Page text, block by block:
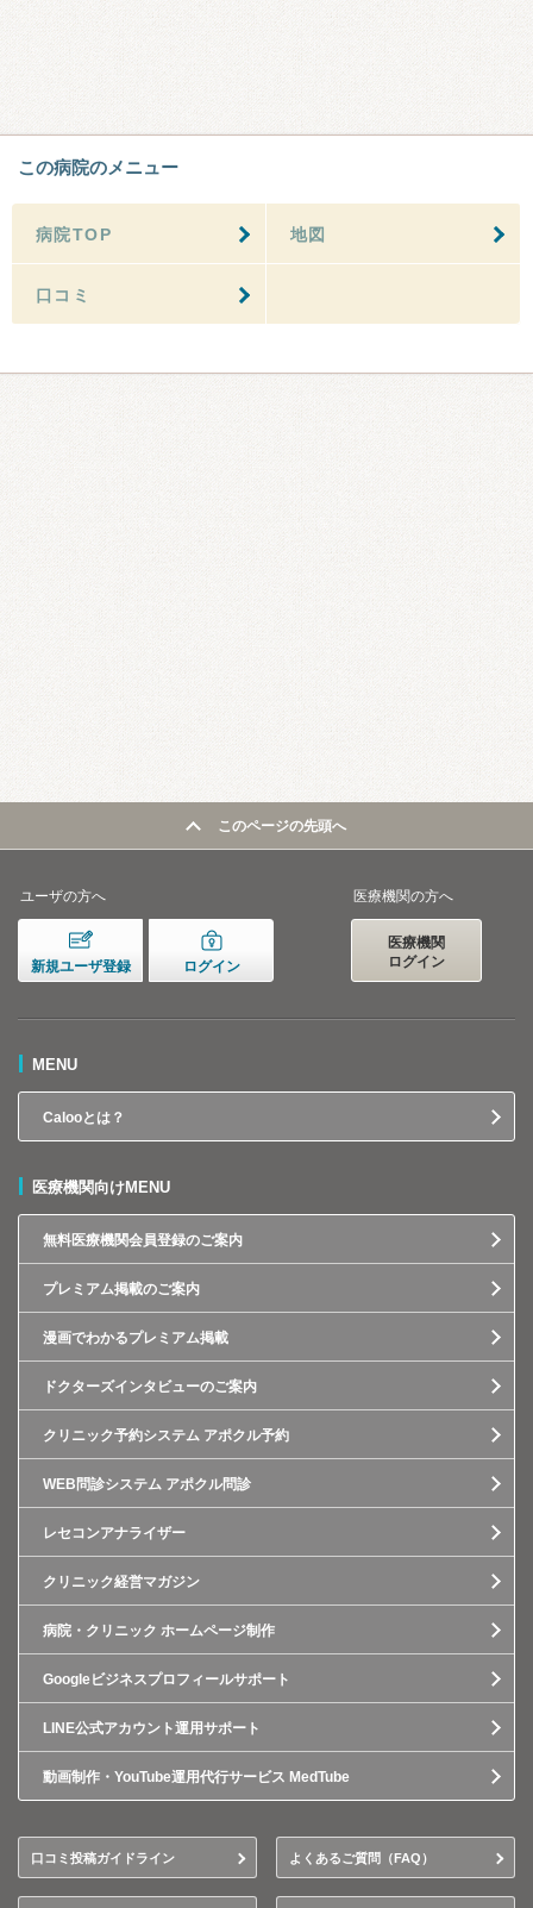
この病院のメニュー
病院TOP 地図
口コミ
このページの先頭へ
ユーザの方へ
新規ユーザ登録 ログイン
医療機関の方へ
医療機関
ログイン
MENU
Calooとは？
医療機関向けMENU
無料医療機関会員登録のご案内
プレミアム掲載のご案内
漫画でわかるプレミアム掲載
ドクターズインタビューのご案内
クリニック予約システム アポクル予約
WEB問診システム アポクル問診
レセコンアナライザー
クリニック経営マガジン
病院・クリニック ホームページ制作
Googleビジネスプロフィールサポート
LINE公式アカウント運用サポート
動画制作・YouTube運用代行サービス MedTube
口コミ投稿ガイドライン よくあるご質問（FAQ）